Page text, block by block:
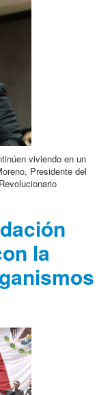
viviendo en un
Presidente del
la